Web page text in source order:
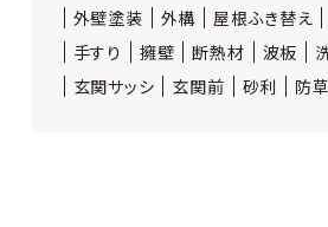
外壁塗装
外構 屋根ふき替え
手すり
擁壁 断熱材 波板
玄関サッシ
玄関前 砂利 防